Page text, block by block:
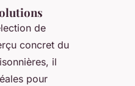
de
concret du
il
pour